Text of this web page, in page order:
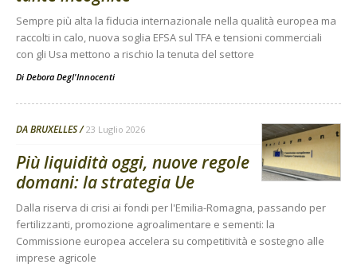
Sempre più alta la fiducia internazionale nella qualità europea ma
raccolti in calo, nuova soglia EFSA sul TFA e tensioni commerciali
con gli Usa mettono a rischio la tenuta del settore
Di Debora Degl'Innocenti
DA BRUXELLES 23 Luglio 2026
Più liquidità oggi, nuove regole
domani: la strategia Ue
Dalla riserva di crisi ai fondi per l'Emilia-Romagna, passando per
fertilizzanti, promozione agroalimentare e sementi: la
Commissione europea accelera su competitività e sostegno alle
imprese agricole